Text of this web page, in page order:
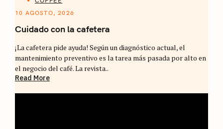
10 AGOSTO, 2026
Cuidado con la cafetera
¡La cafetera pide ayuda! Según un diagnóstico actual, el
mantenimiento preventivo es la tarea más pasada por alto en
el negocio del café. La revista..
Read More